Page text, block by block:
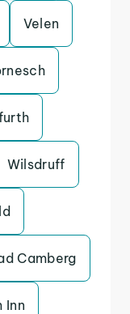
Velen
Wilsdruff
Camberg
Inn